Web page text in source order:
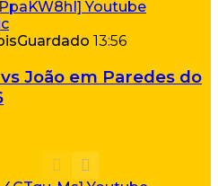
Guardado 13:56
João em Paredes do